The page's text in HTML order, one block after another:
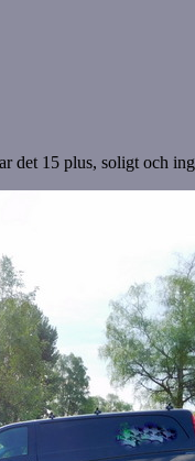
det 15 plus, soligt och